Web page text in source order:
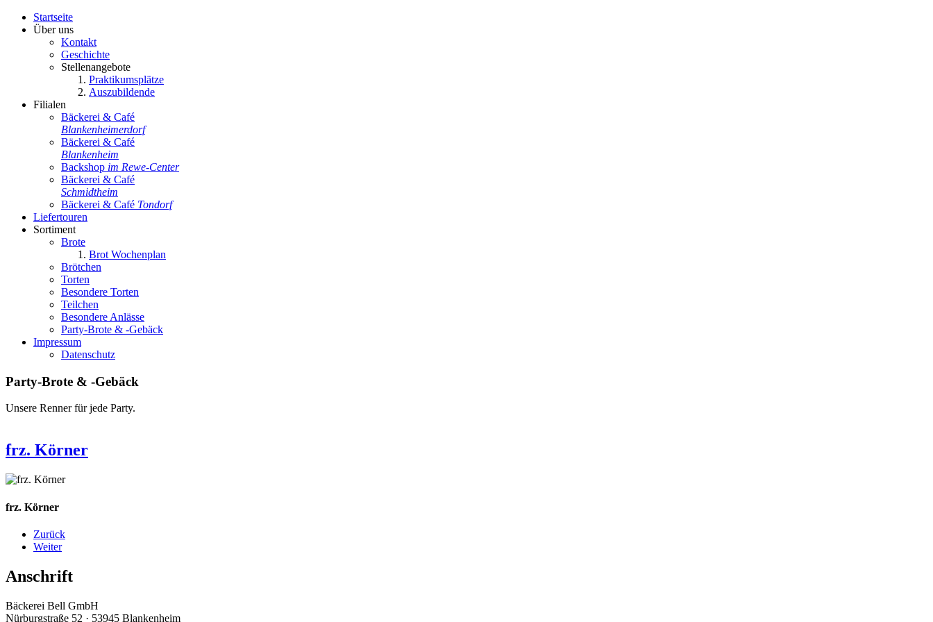
Startseite
Über uns
Kontakt
Geschichte
Stellenangebote
Praktikumsplätze
Auszubildende
Filialen
Bäckerei & Café
Blankenheimerdorf
Bäckerei & Café
Blankenheim
Backshop im Rewe-Center
Bäckerei & Café
Schmidtheim
Bäckerei & Café Tondorf
Liefertouren
Sortiment
Brote
Brot Wochenplan
Brötchen
Torten
Besondere Torten
Teilchen
Besondere Anlässe
Party-Brote & -Gebäck
Impressum
Datenschutz
Party-Brote & -Gebäck
Unsere Renner für jede Party.
frz. Körner
frz. Körner
Zurück
Weiter
Anschrift
Bäckerei Bell GmbH
Nürburgstraße 52 · 53945 Blankenheim